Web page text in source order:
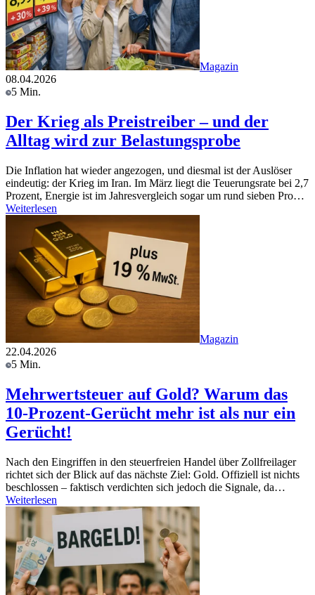
Magazin
08.04.2026
5 Min.
Der Krieg als Preistreiber – und der
Alltag wird zur Belastungsprobe
Die Inflation hat wieder angezogen, und diesmal ist der Auslöser
eindeutig: der Krieg im Iran. Im März liegt die Teuerungsrate bei 2,7
Prozent, Energie ist im Jahresvergleich sogar um rund sieben Pro…
Weiterlesen
Magazin
22.04.2026
5 Min.
Mehrwertsteuer auf Gold? Warum das
10-Prozent-Gerücht mehr ist als nur ein
Gerücht!
Nach den Eingriffen in den steuerfreien Handel über Zollfreilager
richtet sich der Blick auf das nächste Ziel: Gold. Offiziell ist nichts
beschlossen – faktisch verdichten sich jedoch die Signale, da…
Weiterlesen